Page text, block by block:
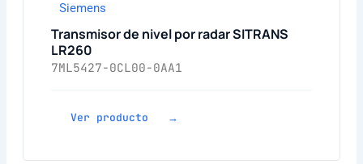
Siemens
Transmisor de nivel por radar SITRANS
LR260
7ML5427-0CL00-0AA1
Ver producto →